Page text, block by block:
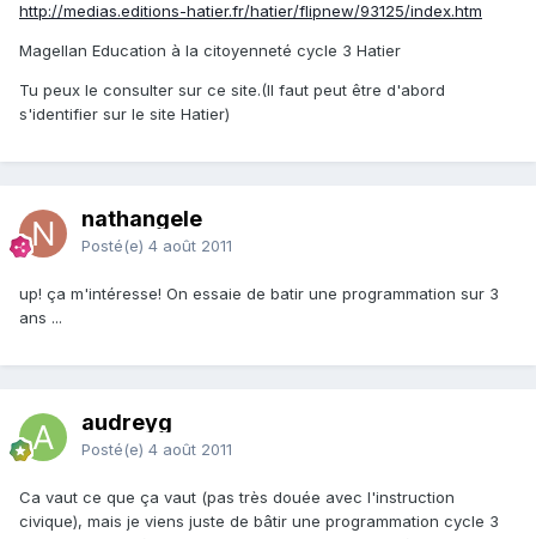
http://medias.editions-hatier.fr/hatier/flipnew/93125/index.htm
Magellan Education à la citoyenneté cycle 3 Hatier
Tu peux le consulter sur ce site.(Il faut peut être d'abord
s'identifier sur le site Hatier)
nathangele
Posté(e) 4 août 2011
up! ça m'intéresse! On essaie de batir une programmation sur 3
ans ...
audreyg
Posté(e) 4 août 2011
Ca vaut ce que ça vaut (pas très douée avec l'instruction
civique), mais je viens juste de bâtir une programmation cycle 3